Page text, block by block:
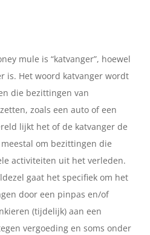
mule is “katvanger”, hoewel
is. Het woord katvanger wordt
die bezittingen van
zoals een auto of een
lijkt het of de katvanger de
om bezittingen die
activiteiten uit het verleden.
gaat het specifiek om het
door een pinpas en/of
(tijdelijk) aan een
vergoeding en soms onder